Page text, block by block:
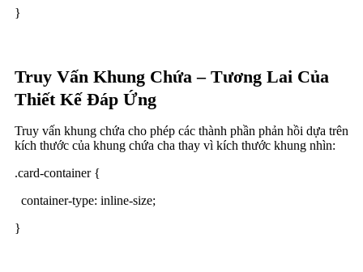
}
Truy Vấn Khung Chứa – Tương Lai Của
Thiết Kế Đáp Ứng
Truy vấn khung chứa cho phép các thành phần phản hồi dựa trên
kích thước của khung chứa cha thay vì kích thước khung nhìn:
.card-container {
container-type: inline-size;
}